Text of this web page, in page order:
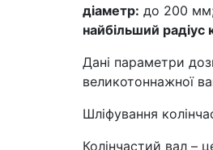
діаметр: до 200
найбільший
Дані параметри
великотоннажної
Шліфування
Колінчастий вал –